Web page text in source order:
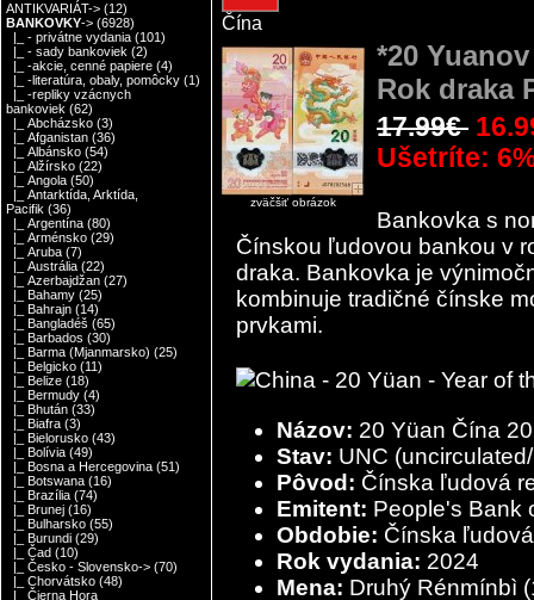
ANTIKVARIÁT-> (12)
BANKOVKY-> (6928)
|_ - privátne vydania (101)
|_ - sady bankoviek (2)
|_ -akcie, cenné papiere (4)
|_ -literatúra, obaly, pomôcky (1)
|_ -repliky vzácnych
bankoviek (62)
|_ Abcházsko (3)
|_ Afganistan (36)
|_ Albánsko (54)
|_ Alžírsko (22)
|_ Angola (50)
|_ Antarktída, Arktída,
Pacifik (36)
|_ Argentína (80)
|_ Arménsko (29)
|_ Aruba (7)
|_ Austrália (22)
|_ Azerbajdžan (27)
|_ Bahamy (25)
|_ Bahrajn (14)
|_ Bangladéš (65)
|_ Barbados (30)
|_ Barma (Mjanmarsko) (25)
|_ Belgicko (11)
|_ Belize (18)
|_ Bermudy (4)
|_ Bhután (33)
|_ Biafra (3)
|_ Bielorusko (43)
|_ Bolívia (49)
|_ Bosna a Hercegovina (51)
|_ Botswana (16)
|_ Brazília (74)
|_ Brunej (16)
|_ Bulharsko (55)
|_ Burundi (29)
|_ Čad (10)
|_ Česko - Slovensko-> (70)
|_ Chorvátsko (48)
|_ Čierna Hora
Čína
zväčšiť obrázok
*20
Rok draka
17.99€
Ušetríte:
Bankovka s
Čínskou ľudovou bankou v
draka. Bankovka je
kombinuje tradičné čínske
prvkami.
Názov: 20 Yüan Čína
Stav: UNC
Pôvod: Čínska ľudová
Emitent: People's Bank
Obdobie: Čínska
Rok vydania: 2024
Mena: Druhý Rénmínbì